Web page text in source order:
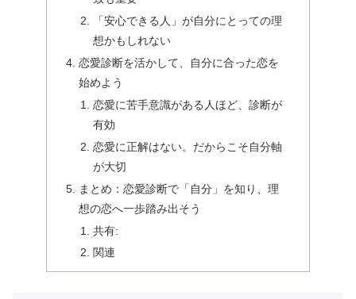
「安心できる人」が自分にとっての理
想かもしれない
恋愛診断を活かして、自分に合った恋を
始めよう
恋愛に苦手意識がある人ほど、診断が
有効
恋愛に正解はない。だからこそ自分軸
が大切
まとめ：恋愛診断で「自分」を知り、理
想の恋へ一歩踏み出そう
共有:
関連